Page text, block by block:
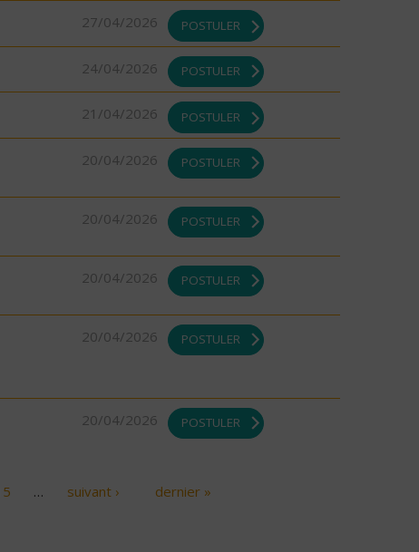
27/04/2026 POSTULER
24/04/2026 POSTULER
21/04/2026 POSTULER
20/04/2026 POSTULER
20/04/2026 POSTULER
20/04/2026 POSTULER
20/04/2026 POSTULER
20/04/2026 POSTULER
… suivant › dernier »